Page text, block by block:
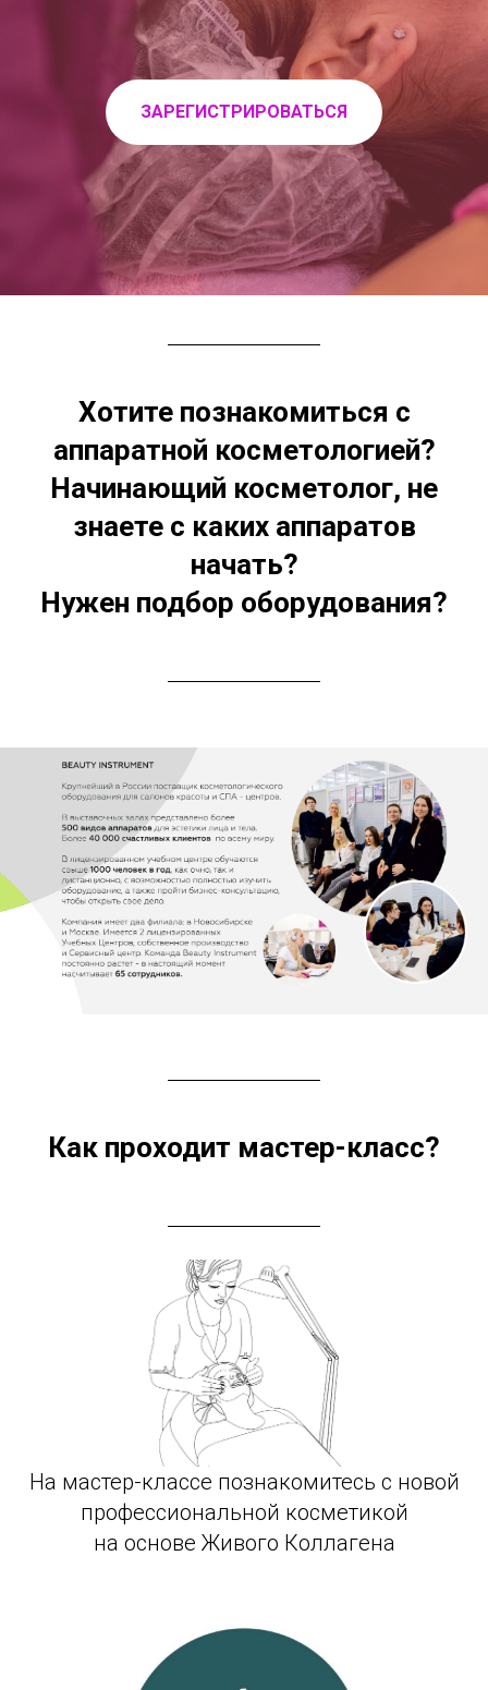
ЗАРЕГИСТРИРОВАТЬСЯ
Хотите познакомиться с
аппаратной косметологией?
Начинающий косметолог, не
знаете с каких аппаратов
начать?
Нужен подбор оборудования?
Как проходит мастер-класс?
На мастер-классе познакомитесь с новой
профессиональной косметикой
на основе Живого Коллагена